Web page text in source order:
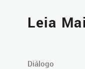
Leia
Diálogo